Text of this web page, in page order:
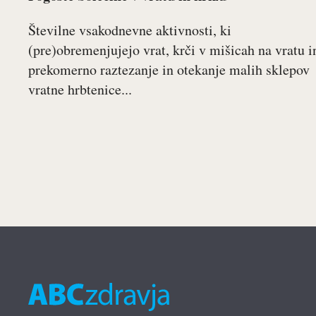
Številne vsakodnevne aktivnosti, ki
(pre)obremenjujejo vrat, krči v mišicah na vratu
prekomerno raztezanje in otekanje malih sklepov
vratne hrbtenice...